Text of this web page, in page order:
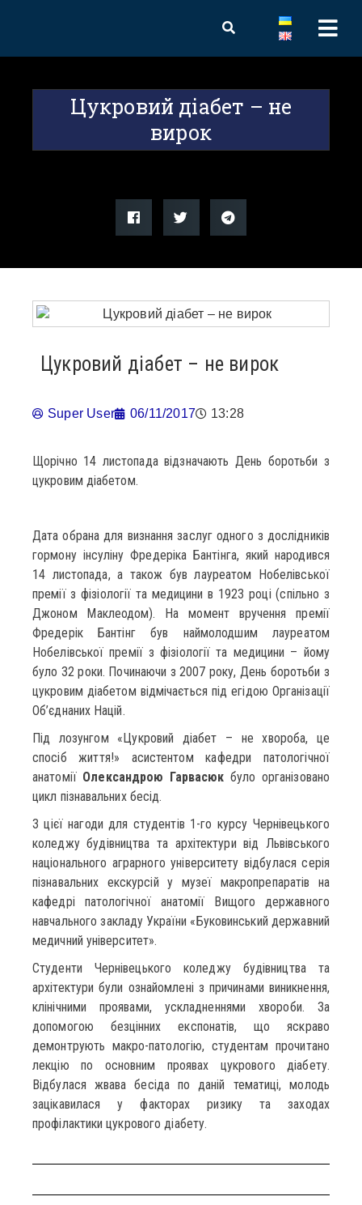
Цукровий діабет – не
вирок
Цукровий діабет – не вирок
Super User 06/11/2017 13:28
Щорічно 14 листопада відзначають День боротьби з
цукровим діабетом.
Дата обрана для визнання заслуг одного з дослідників
гормону інсуліну Фредеріка Бантінга, який народився
14 листопада, а також був лауреатом Нобелівської
премії з фізіології та медицини в 1923 році (спільно з
Джоном Маклеодом). На момент вручення премії
Фредерік Бантінг був наймолодшим лауреатом
Нобелівської премії з фізіології та медицини – йому
було 32 роки. Починаючи з 2007 року, День боротьби з
цукровим діабетом відмічається під егідою Організації
Об’єднаних Націй.
Під лозунгом «Цукровий діабет – не хвороба, це
спосіб життя!» асистентом кафедри патологічної
анатомії Олександрою Гарвасюк було організовано
цикл пізнавальних бесід.
З цієї нагоди для студентів 1-го курсу Чернівецького
коледжу будівництва та архітектури від Львівського
національного аграрного університету відбулася серія
пізнавальних екскурсій у музеї макропрепаратів на
кафедрі патологічної анатомії Вищого державного
навчального закладу України «Буковинський державний
медичний університет».
Студенти Чернівецького коледжу будівництва та
архітектури були ознайомлені з причинами виникнення,
клінічними проявами, ускладненнями хвороби. За
допомогою безцінних експонатів, що яскраво
демонтрують макро-патологію, студентам прочитано
лекцію по основним проявах цукрового діабету.
Відбулася жвава бесіда по даній тематиці, молодь
зацікавилася у факторах ризику та заходах
профілактики цукрового діабету.